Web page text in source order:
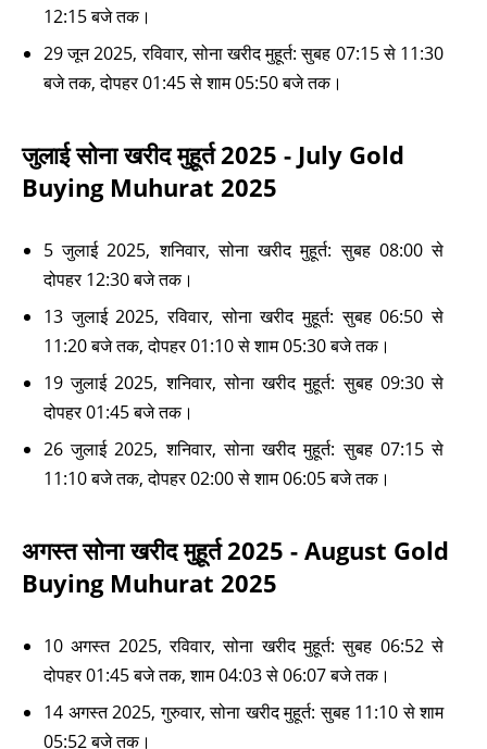
12:15 बजे तक।
29 जून 2025, रविवार, सोना खरीद मुहूर्त: सुबह 07:15 से 11:30
बजे तक, दोपहर 01:45 से शाम 05:50 बजे तक।
जुलाई सोना खरीद मुहूर्त 2025 - July Gold
Buying Muhurat 2025
5 जुलाई 2025, शनिवार, सोना खरीद मुहूर्त: सुबह 08:00 से
दोपहर 12:30 बजे तक।
13 जुलाई 2025, रविवार, सोना खरीद मुहूर्त: सुबह 06:50 से
11:20 बजे तक, दोपहर 01:10 से शाम 05:30 बजे तक।
19 जुलाई 2025, शनिवार, सोना खरीद मुहूर्त: सुबह 09:30 से
दोपहर 01:45 बजे तक।
26 जुलाई 2025, शनिवार, सोना खरीद मुहूर्त: सुबह 07:15 से
11:10 बजे तक, दोपहर 02:00 से शाम 06:05 बजे तक।
अगस्त सोना खरीद मुहूर्त 2025 - August Gold
Buying Muhurat 2025
10 अगस्त 2025, रविवार, सोना खरीद मुहूर्त: सुबह 06:52 से
दोपहर 01:45 बजे तक, शाम 04:03 से 06:07 बजे तक।
14 अगस्त 2025, गुरुवार, सोना खरीद मुहूर्त: सुबह 11:10 से शाम
05:52 बजे तक।